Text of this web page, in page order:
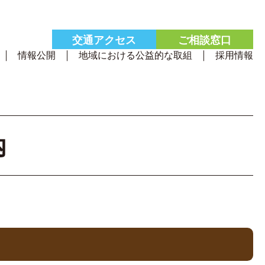
情報公開 地域における公益的な取組 採用情報
交通アクセス ご相談窓口